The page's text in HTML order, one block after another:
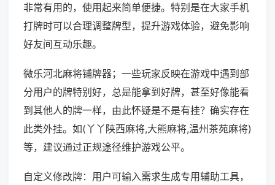
非常有用的，使用起来简单便捷。特别是在大家手机
打牌时可以合理调整牌型，提升游戏体验，避免影响
好友间互动乐趣。
微乐河北麻将铺牌器；一些玩家反映在游戏中遇到部
分用户的牌特别好，总是能拿到好牌，甚至好像能看
到其他人的牌一样，由此怀疑是不是有挂？确实存在
此类外挂。如(丫丫陕西麻将,大熊麻将,温州茶苑麻将)
等，建议通过正规途径维护游戏公平。
自定义修改牌：用户可输入需求生成专用辅助工具，